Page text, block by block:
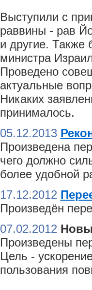
Выступили с
раввины - рав
и другие. Также
министра
Проведено
актуальные
Никаких
принималось.
05.12.2013
Произведена
чего должно
более удобной
17.12.2012
Произведён
07.02.2012
Произведены
Цель -
пользования